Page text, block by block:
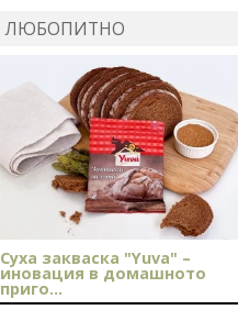
лимон
коментира рецептата
Киноа със зеленчуци
ЛЮБОПИТНО
Суха закваска "Yuva" –
иновация в домашното
приго...